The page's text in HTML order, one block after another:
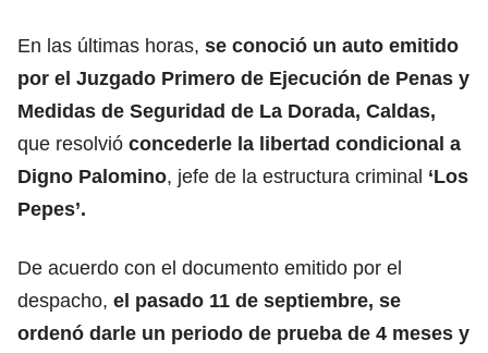
En las últimas horas, se conoció un auto emitido
por el Juzgado Primero de Ejecución de Penas y
Medidas de Seguridad de La Dorada, Caldas,
que resolvió concederle la libertad condicional a
Digno Palomino, jefe de la estructura criminal ‘Los
Pepes’.
De acuerdo con el documento emitido por el
despacho, el pasado 11 de septiembre, se
ordenó darle un periodo de prueba de 4 meses y